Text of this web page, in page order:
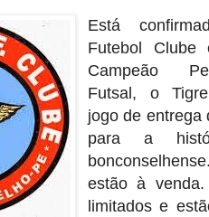
Está
Futebol Clube
Campeão
Futsal, o
jogo de entrega
para a
estão à
limitados e